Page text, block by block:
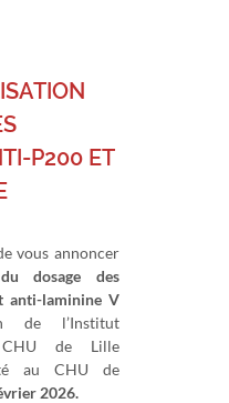
P200 ET
vous annoncer
dosage des
anti-laminine V
de l’Institut
CHU de Lille
au CHU de
2026.